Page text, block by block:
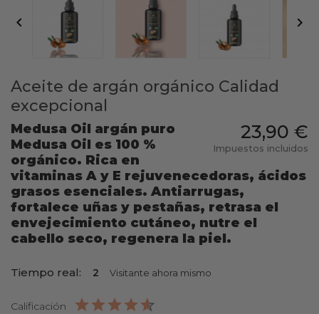
 
Aceite de argán orgánico Calidad
excepcional
23,90 €
Impuestos incluidos
Medusa Oil argán puro
Medusa Oil es 100 %
orgánico. Rica en
vitaminas A y E rejuvenecedoras, ácidos
grasos esenciales. Antiarrugas,
fortalece uñas y pestañas, retrasa el
envejecimiento cutáneo, nutre el
cabello seco, regenera la piel.
Tiempo real: 2 Visitante ahora mismo
Calificación